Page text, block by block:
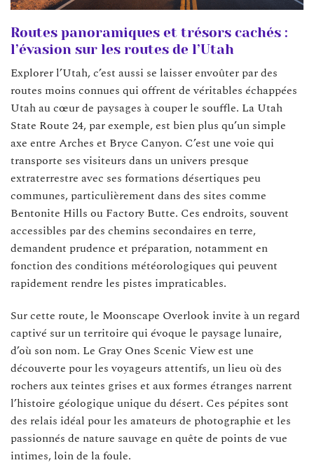
Routes panoramiques et trésors cachés :
l’évasion sur les routes de l’Utah
Explorer l’Utah, c’est aussi se laisser envoûter par des
routes moins connues qui offrent de véritables échappées
Utah au cœur de paysages à couper le souffle. La Utah
State Route 24, par exemple, est bien plus qu’un simple
axe entre Arches et Bryce Canyon. C’est une voie qui
transporte ses visiteurs dans un univers presque
extraterrestre avec ses formations désertiques peu
communes, particulièrement dans des sites comme
Bentonite Hills ou Factory Butte. Ces endroits, souvent
accessibles par des chemins secondaires en terre,
demandent prudence et préparation, notamment en
fonction des conditions météorologiques qui peuvent
rapidement rendre les pistes impraticables.
Sur cette route, le Moonscape Overlook invite à un regard
captivé sur un territoire qui évoque le paysage lunaire,
d’où son nom. Le Gray Ones Scenic View est une
découverte pour les voyageurs attentifs, un lieu où des
rochers aux teintes grises et aux formes étranges narrent
l’histoire géologique unique du désert. Ces pépites sont
des relais idéal pour les amateurs de photographie et les
passionnés de nature sauvage en quête de points de vue
intimes, loin de la foule.